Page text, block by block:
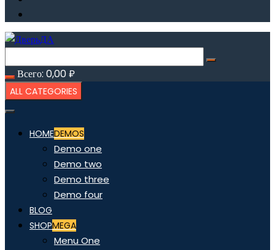
Всего: 0,00₽
ALL CATEGORIES
HOMEDEMOS
Demo one
Demo two
Demo three
Demo four
BLOG
SHOPMEGA
Menu One